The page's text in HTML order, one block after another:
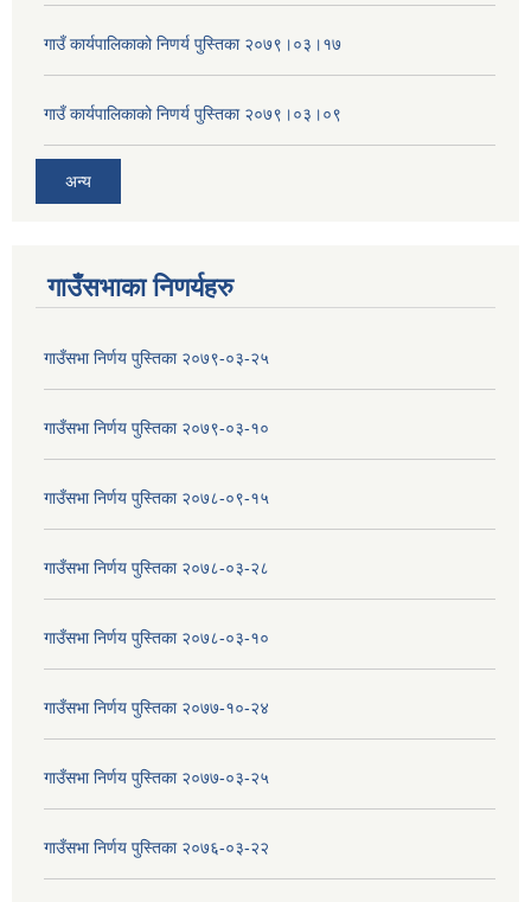
गाउँ कार्यपालिकाको निणर्य पुस्तिका २०७९।०३।१७
गाउँ कार्यपालिकाको निणर्य पुस्तिका २०७९।०३।०९
अन्य
गाउँसभाका निणर्यहरु
गाउँसभा निर्णय पुस्तिका २०७९-०३-२५
गाउँसभा निर्णय पुस्तिका २०७९-०३-१०
गाउँसभा निर्णय पुस्तिका २०७८-०९-१५
गाउँसभा निर्णय पुस्तिका २०७८-०३-२८
गाउँसभा निर्णय पुस्तिका २०७८-०३-१०
गाउँसभा निर्णय पुस्तिका २०७७-१०-२४
गाउँसभा निर्णय पुस्तिका २०७७-०३-२५
गाउँसभा निर्णय पुस्तिका २०७६-०३-२२